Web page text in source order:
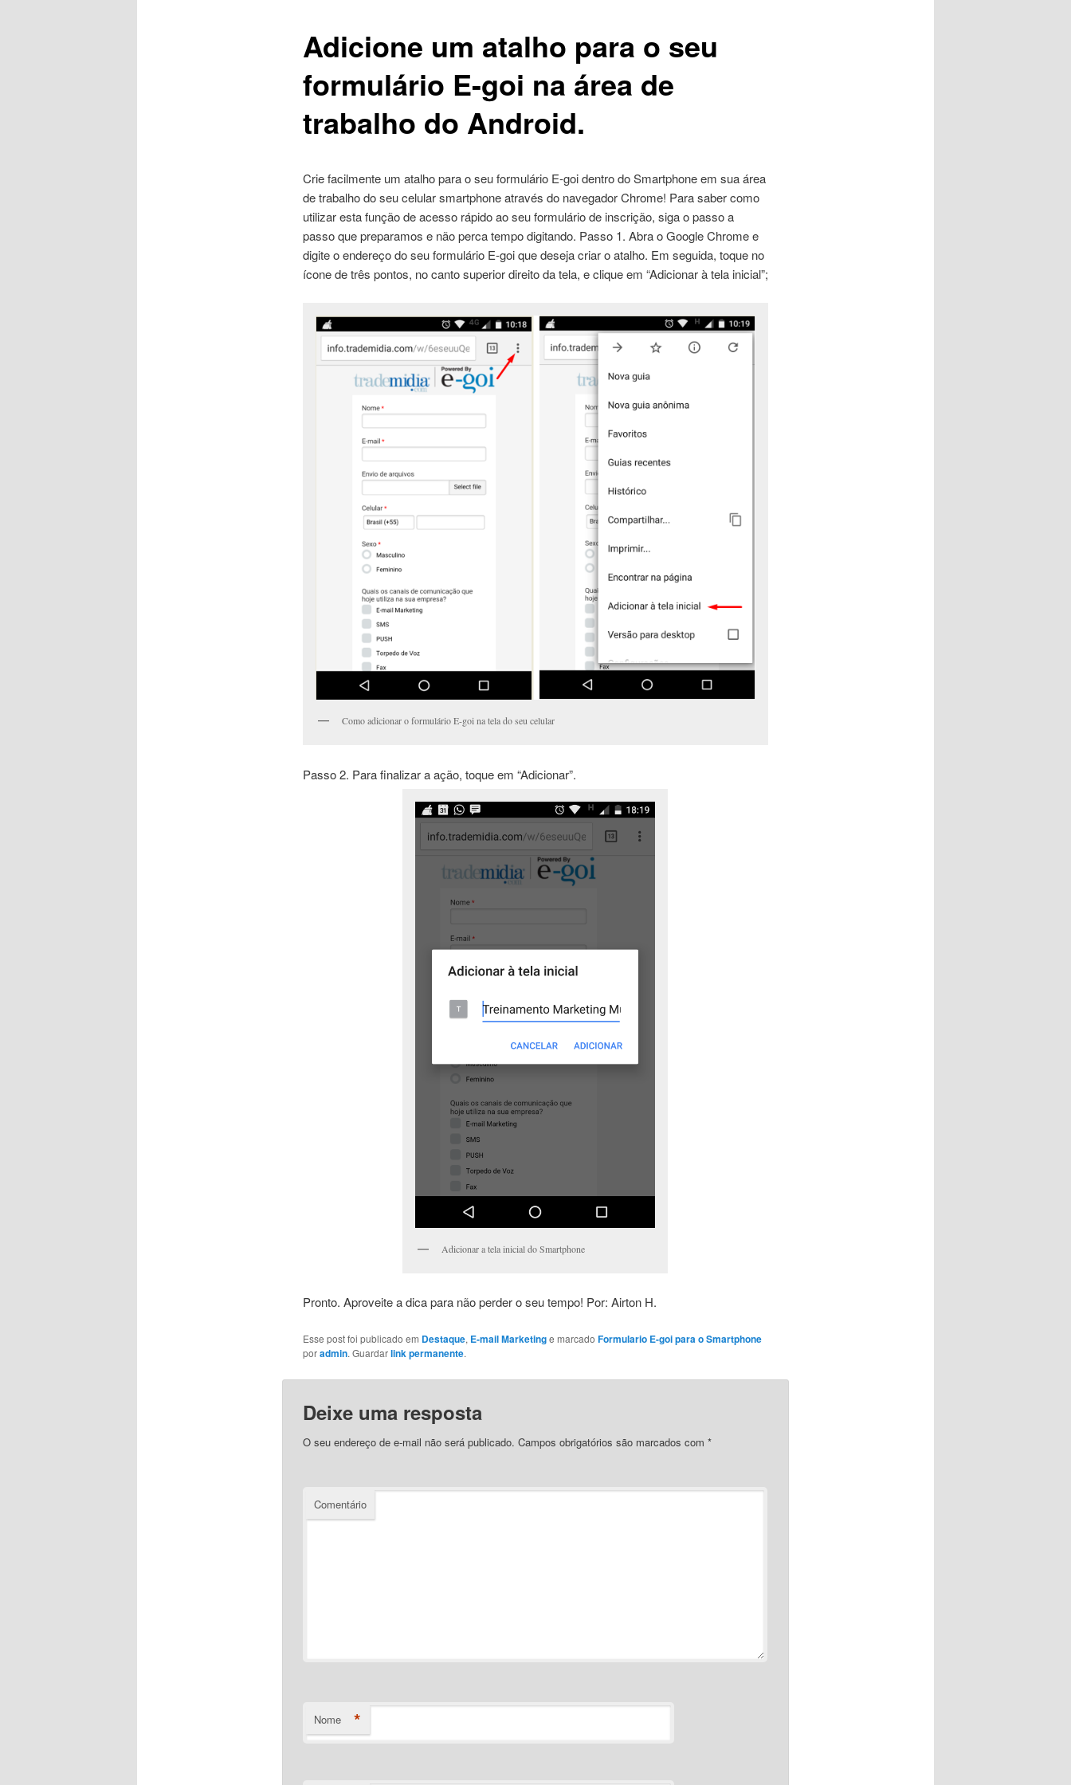
Adicione um atalho para o seu
formulário E-goi na área de
trabalho do Android.
Crie facilmente um atalho para o seu formulário E-goi dentro do Smartphone em sua área
de trabalho do seu celular smartphone através do navegador Chrome! Para saber como
utilizar esta função de acesso rápido ao seu formulário de inscrição, siga o passo a
passo que preparamos e não perca tempo digitando. Passo 1. Abra o Google Chrome e
digite o endereço do seu formulário E-goi que deseja criar o atalho. Em seguida, toque no
ícone de três pontos, no canto superior direito da tela, e clique em “Adicionar à tela inicial”;
Como adicionar o formulário E-goi na tela do seu celular
Passo 2. Para finalizar a ação, toque em “Adicionar”.
Adicionar a tela inicial do Smartphone
Pronto. Aproveite a dica para não perder o seu tempo! Por: Airton H.
Esse post foi publicado em Destaque, E-mail Marketinge marcado Formulario E-goi para o Smartphone
poradmin. Guardarlink permanente.
Deixe uma resposta
O seu endereço de e-mail não será publicado. Campos obrigatórios são marcados com *
Comentário
Nome *